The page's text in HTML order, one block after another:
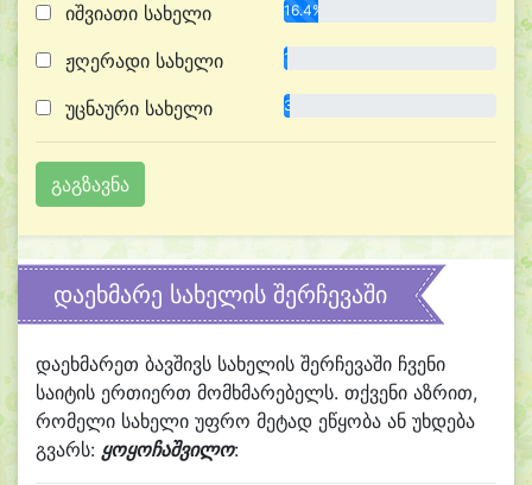
იშვიათი სახელი 16.4%
ჟღერადი სახელი 1.5%
უცნაური სახელი 3.0%
დაეხმარე სახელის შერჩევაში
დაეხმარეთ ბავშივს სახელის შერჩევაში ჩვენი
საიტის ერთიერთ მომხმარებელს. თქვენი აზრით,
რომელი სახელი უფრო მეტად ეწყობა ან უხდება
გვარს: ყოყოჩაშვილო: